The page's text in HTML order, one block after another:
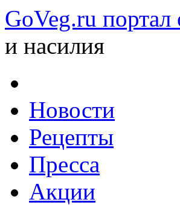
GoVeg.ru портал
и насилия
Новости
Рецепты
Пресса
Акции